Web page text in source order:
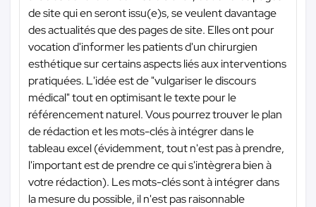
de site qui en seront issu(e)s, se veulent davantage
des actualités que des pages de site. Elles ont pour
vocation d'informer les patients d'un chirurgien
esthétique sur certains aspects liés aux interventions
pratiquées. L'idée est de "vulgariser le discours
médical" tout en optimisant le texte pour le
référencement naturel. Vous pourrez trouver le plan
de rédaction et les mots-clés à intégrer dans le
tableau excel (évidemment, tout n'est pas à prendre,
l'important est de prendre ce qui s'intègrera bien à
votre rédaction). Les mots-clés sont à intégrer dans
la mesure du possible, il n'est pas raisonnable